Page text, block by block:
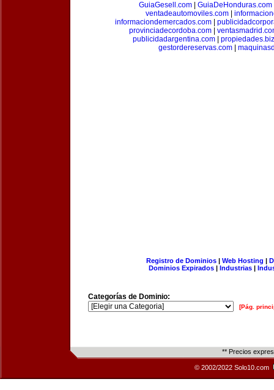
GuiaGesell.com
GuiaDeHonduras.com
ventadeautomoviles.com|
informaciondemercados.com|
provinciadecordoba.com
publicidadargentina.com| propiedades.biz
gestordereservas.com
Registro de Dominios| Web Hosting |
Dominios Expirados | Industrias |
Categorías de Dominio:
[Pág.
** Precios
© 2002/2022 Solo10.com